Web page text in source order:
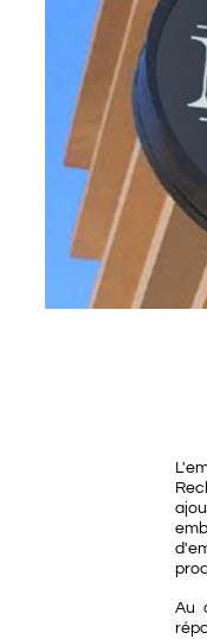
Chai Latté
Coffrets Thés
Au